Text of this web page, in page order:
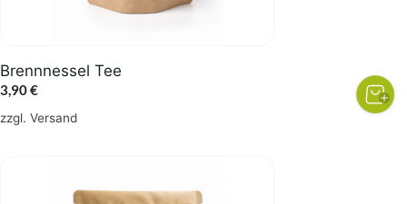
Brennnessel Tee
3,90€
zzgl. Versand